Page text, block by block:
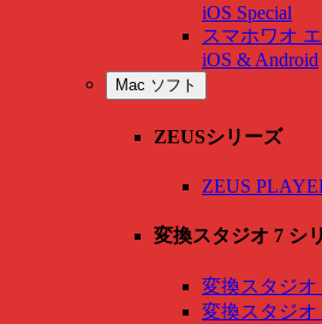
iOS Special
スマホワオ
iOS & Android
Mac ソフト
ZEUSシリーズ
ZEUS
変換スタジオ 7 シ
変換スタジオ
変換スタジオ